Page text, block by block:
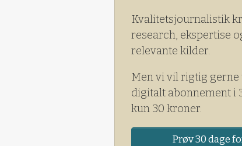
Kvalitetsjournalistik
research, ekspertise
relevante kilder.
Men vi vil rigtig gerne
digitalt abonnement i
kun 30 kroner.
Prøv 30 dage